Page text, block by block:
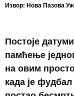
Извор: Нова Пазова
Постоје
памћење
на овим
када је